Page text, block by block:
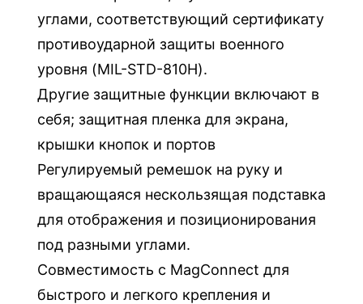
углами, соответствующий сертификату
противоударной защиты военного
уровня (MIL-STD-810H).
Другие защитные функции включают в
себя; защитная пленка для экрана,
крышки кнопок и портов
Регулируемый ремешок на руку и
вращающаяся нескользящая подставка
для отображения и позиционирования
под разными углами.
Совместимость с MagConnect для
быстрого и легкого крепления и